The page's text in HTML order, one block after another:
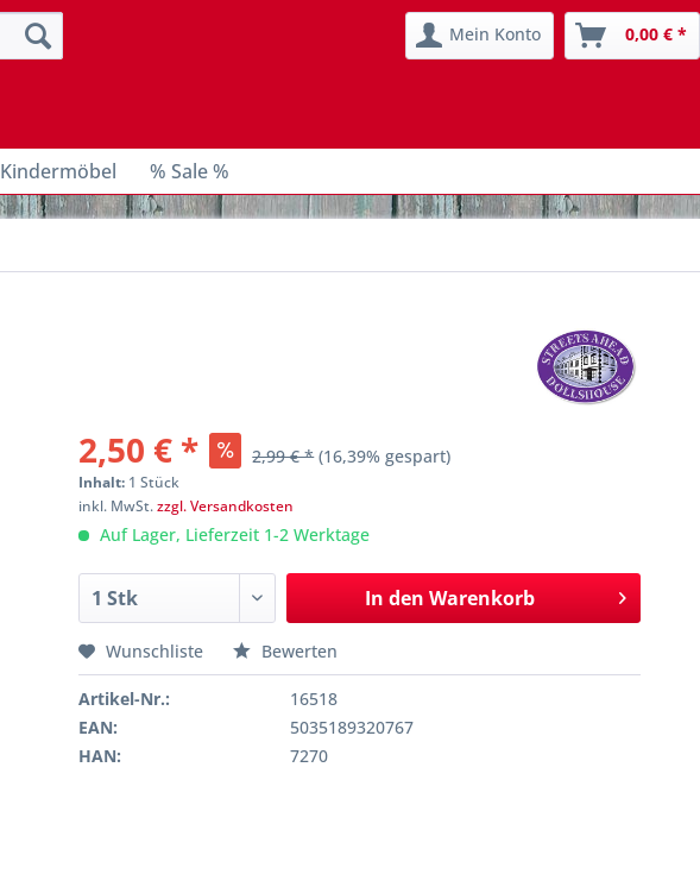
Mein Konto 0,00 € *
Kindermöbel % Sale %
2,50 € * 2,99 € * (16,39% gespart)
Inhalt: 1 Stück
inkl. MwSt.zzgl. Versandkosten
Auf Lager, Lieferzeit 1-2 Werktage
In den Warenkorb
Wunschliste Bewerten
Artikel-Nr.:
16518
EAN:
5035189320767
HAN:
7270